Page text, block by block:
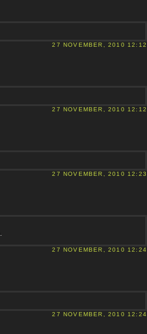
27 NOVEMBER, 2010 12:12
27 NOVEMBER, 2010 12:12
27 NOVEMBER, 2010 12:23
27 NOVEMBER, 2010 12:24
27 NOVEMBER, 2010 12:24